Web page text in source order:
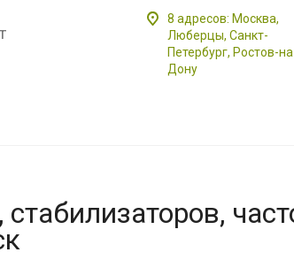
8 адресов: Москва,
Люберцы, Санкт-
Петербург, Ростов-
Дону